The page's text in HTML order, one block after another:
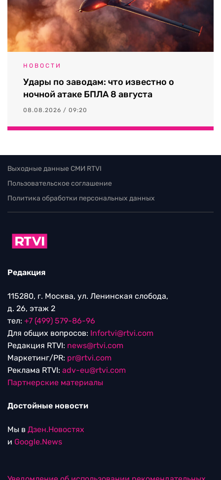
НОВОСТИ
Удары по заводам: что известно о
ночной атаке БПЛА 8 августа
08.08.2026 / 09:20
Выходные данные СМИ RTVI
Пользовательское соглашение
Политика обработки персональных данных
Редакция
115280, г. Москва, ул. Ленинская слобода,
д. 26, этаж 2
тел: +7 (499) 579-86-96
Для общих вопросов: Infortvi@rtvi.com
Редакция RTVI: news@rtvi.com
Маркетинг/PR: pr@rtvi.com
Реклама RTVI: adv-eu@rtvi.com
Партнерские материалы
Достойные новости
Мы в Дзен.Новостях
и Google.News